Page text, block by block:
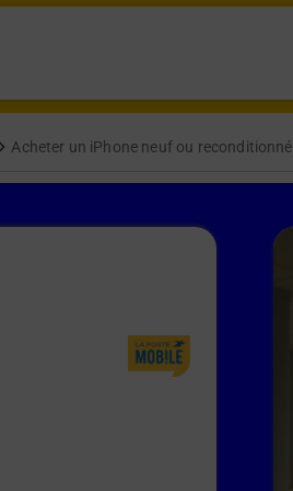
Acheter un iPhone neuf ou reconditionné